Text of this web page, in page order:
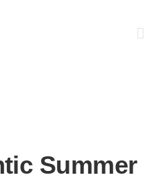
Summer